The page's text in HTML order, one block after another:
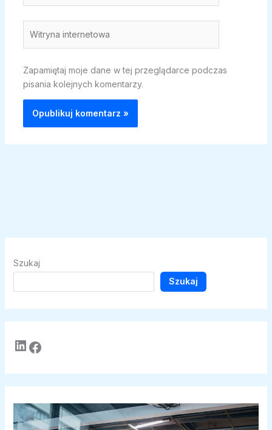
internetowa
Zapamiętaj moje dane w tej przeglądarce podczas
pisania kolejnych komentarzy.
Szukaj
Szukaj
LinkedIn Facebook